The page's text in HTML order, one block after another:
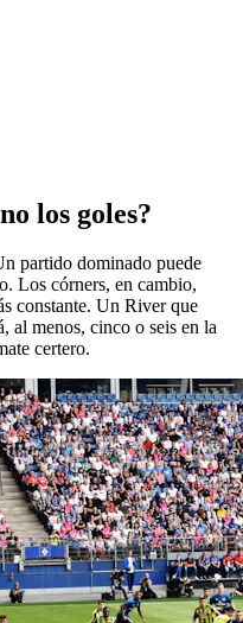
los goles?
partido dominado puede
Los córners, en cambio,
constante. Un River que
al menos, cinco o seis en la
certero.